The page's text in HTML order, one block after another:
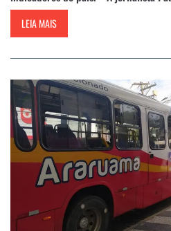
LEIA MAIS